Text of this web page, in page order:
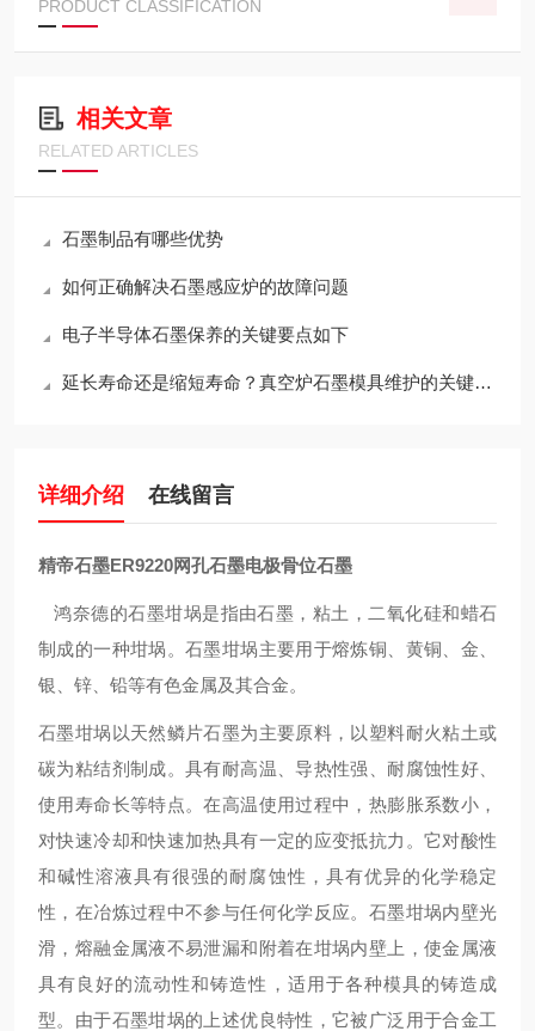
PRODUCT CLASSIFICATION
相关文章
RELATED ARTICLES
石墨制品有哪些优势
如何正确解决石墨感应炉的故障问题
电子半导体石墨保养的关键要点如下
延长寿命还是缩短寿命？真空炉石墨模具维护的关键决策
详细介绍 在线留言
精帝石墨ER9220网孔石墨电极骨位石墨
鸿奈德的石墨坩埚是指由石墨，粘土，二氧化硅和蜡石
制成的一种坩埚。石墨坩埚主要用于熔炼铜、黄铜、金、
银、锌、铅等有色金属及其合金。
石墨坩埚以天然鳞片石墨为主要原料，以塑料耐火粘土或
碳为粘结剂制成。具有耐高温、导热性强、耐腐蚀性好、
使用寿命长等特点。在高温使用过程中，热膨胀系数小，
对快速冷却和快速加热具有一定的应变抵抗力。它对酸性
和碱性溶液具有很强的耐腐蚀性，具有优异的化学稳定
性，在冶炼过程中不参与任何化学反应。石墨坩埚内壁光
滑，熔融金属液不易泄漏和附着在坩埚内壁上，使金属液
具有良好的流动性和铸造性，适用于各种模具的铸造成
型。由于石墨坩埚的上述优良特性，它被广泛用于合金工